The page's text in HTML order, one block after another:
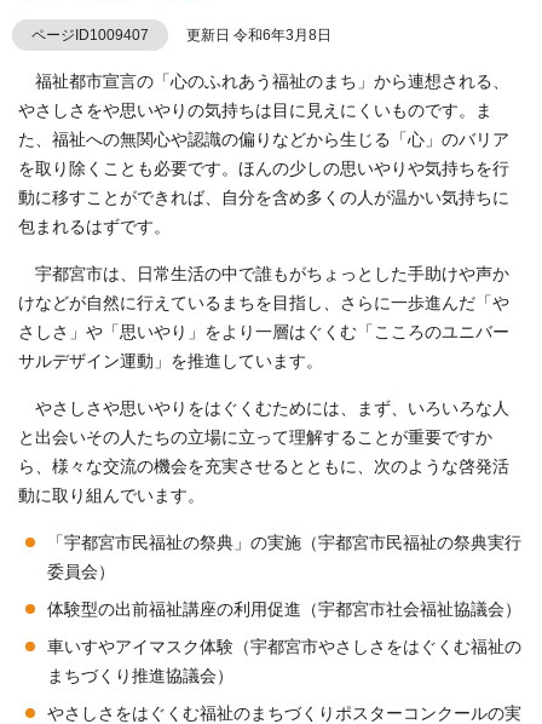
ページID1009407 更新日 令和6年3月8日
福祉都市宣言の「心のふれあう福祉のまち」から連想される、
やさしさをや思いやりの気持ちは目に見えにくいものです。ま
た、福祉への無関心や認識の偏りなどから生じる「心」のバリア
を取り除くことも必要です。ほんの少しの思いやりや気持ちを行
動に移すことができれば、自分を含め多くの人が温かい気持ちに
包まれるはずです。
宇都宮市は、日常生活の中で誰もがちょっとした手助けや声か
けなどが自然に行えているまちを目指し、さらに一歩進んだ「や
さしさ」や「思いやり」をより一層はぐくむ「こころのユニバー
サルデザイン運動」を推進しています。
やさしさや思いやりをはぐくむためには、まず、いろいろな人
と出会いその人たちの立場に立って理解することが重要ですか
ら、様々な交流の機会を充実させるとともに、次のような啓発活
動に取り組んでいます。
「宇都宮市民福祉の祭典」の実施（宇都宮市民福祉の祭典実行
委員会）
体験型の出前福祉講座の利用促進（宇都宮市社会福祉協議会）
車いすやアイマスク体験（宇都宮市やさしさをはぐくむ福祉の
まちづくり推進協議会）
やさしさをはぐくむ福祉のまちづくりポスターコンクールの実